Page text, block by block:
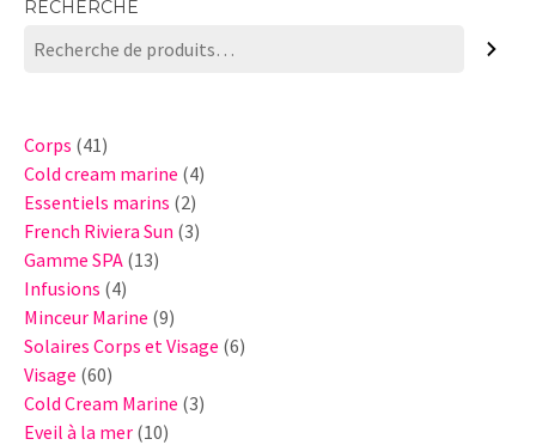
RECHERCHE
Corps 4141
produits
Cold cream marine 44
Essentiels marins 22
produits
French Riviera Sun 33
Gamme SPA 1313
Infusions 44
produits
Minceur Marine 99
produits
Solaires Corps et Visage 66
Visage 6060
produits
Cold Cream Marine 33
Eveil à la mer 1010